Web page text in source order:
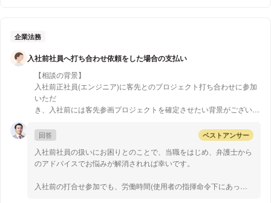
つかと存じます。
【質問2】
はしていたとのことですので、通常の降雪でも落雪が起こるような
41年ぶりの大雪であったという事情も鑑みると、不可抗力であると
して質問者様の責任は否定される可能性が高いのではないかと思い
ます。
もっとも、瑕疵の有無や責任を負うかどうかは個別の事情によって
変わってきますので、一度お近くの弁護士事務所等に相談してみる
ことをおすすめします。
以上ご参考になれば幸いです。
企業法務
入社前社員へ打ち合わせ依頼をした場合の支払い
【相談の背景】
入社前正社員(エンジニア)に客先とのプロジェクト打ち合わせに参加
いただ
き、入社前には客先参画プロジェクトを確定させたい背景がございま
現場常駐型の派遣、S E Sを行っております。
【質問1】
入社前社員を客先とのプロジェクト打ち合わせに参加させた場合、研
生する場合、社員ではまだない状態で、どのような名目で支払うべき
回答 ベストアンサー
入社前社員の扱いにお困りとのことで、当職をはじめ、弁護士から
のアドバイスでお悩みが解消されれば幸いです。
入社前の打合せ参加でも、労働時間(使用者の指揮命令下にあっ